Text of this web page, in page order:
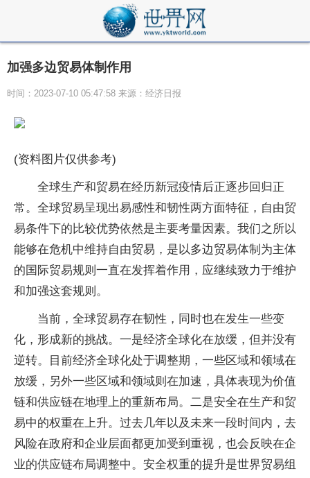
加强多边贸易体制作用
时间：2023-07-10 05:47:58 来源：经济日报
(资料图片仅供参考)
全球生产和贸易在经历新冠疫情后正逐步回归正
常。全球贸易呈现出易感性和韧性两方面特征，自由贸
易条件下的比较优势依然是主要考量因素。我们之所以
能够在危机中维持自由贸易，是以多边贸易体制为主体
的国际贸易规则一直在发挥着作用，应继续致力于维护
和加强这套规则。
当前，全球贸易存在韧性，同时也在发生一些变
化，形成新的挑战。一是经济全球化在放缓，但并没有
逆转。目前经济全球化处于调整期，一些区域和领域在
放缓，另外一些区域和领域则在加速，具体表现为价值
链和供应链在地理上的重新布局。二是安全在生产和贸
易中的权重在上升。过去几年以及未来一段时间内，去
风险在政府和企业层面都更加受到重视，也会反映在企
业的供应链布局调整中。安全权重的提升是世界贸易组